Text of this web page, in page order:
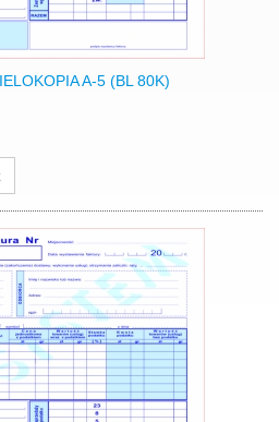
A-5 (BL 80K)